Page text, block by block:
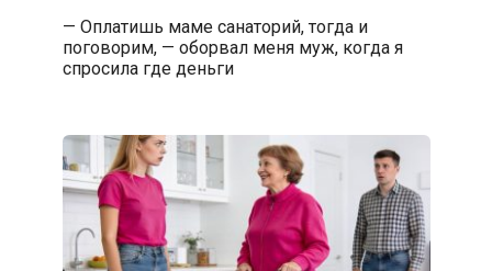
— Оплатишь маме санаторий, тогда и
поговорим, — оборвал меня муж, когда я
спросила где деньги